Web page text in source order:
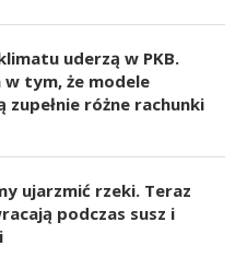
uderzą w PKB.
w tym, że modele
zupełnie różne rachunki
ujarzmić rzeki. Teraz
podczas susz i